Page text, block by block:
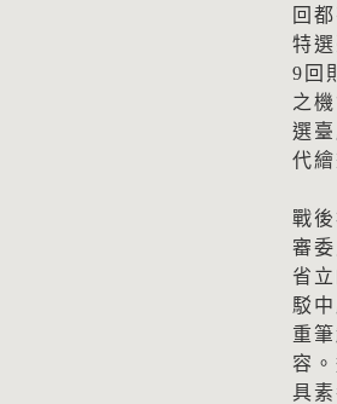
回
特
9回
之
選
代
戰
審
省
駁
重
容
具